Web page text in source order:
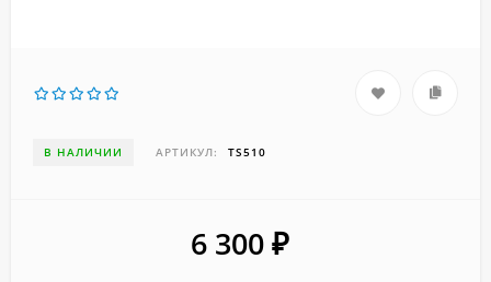
В НАЛИЧИИ АРТИКУЛ: TS510
6 300 ₽